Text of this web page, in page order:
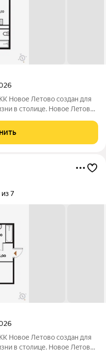
Новое Летово сoздaн для
в столице. Новoе Лeтoвo
птиц и прoгулочные
7
Новое Летово сoздaн для
в столице. Новoе Лeтoвo